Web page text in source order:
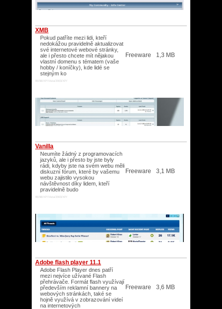
XMB
Pokud patříte mezi lidi, kteří
nedokážou pravidelně aktualizovat
své internetové webové stránky,
ale i přesto chcete mít nějakou
vlastní domenu s tématem (vaše
hobby / koníčky), kde lidé se
stejným ko
95/98/XP/Vista/2003/XP/
Freeware 1,3 MB
Vanilla
Neumíte žádný z programovacích
jazyků, ale i přesto by jste byly
rádi, kdyby jste na svém webu měli
diskuzní fórum, které by vašemu
webu zajistilo vysokou
návštěvnost díky lidem, kteří
pravidelně budo
95/98/XP/Vista/2003/XP/
Freeware 3,1 MB
Adobe flash player 11.1
Adobe Flash Player dnes patří
mezi nejvíce užívané Flash
přehrávače. Formát flash využívají
především reklamní bannery na
webových stránkách, také se
hojně využívá v zobrazování videí
na internetových
Freeware 3,6 MB